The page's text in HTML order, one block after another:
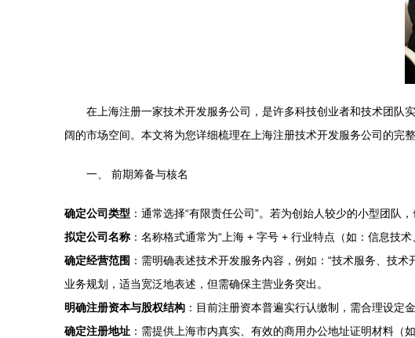
在上海注册一家技术开发服务公司，是许多科技创业者和技术团队
阔的市场空间。本文将为您详细梳理在上海注册技术开发服务公司的完整
一、 前期筹备与核名
确定公司类型 ：通常选择“有限责任公司”。若为创始人较少的小型团队
拟定公司名称 ：名称格式通常为“上海 + 字号 + 行业特点（如：信息技
确定经营范围 ：需明确表述技术开发服务内容，例如：“技术服务、技
业务规划，适当宽泛地表述，但需确保主营业务突出。
明确注册资本与股权结构 ：目前注册资本普遍实行认缴制，需合理设定
确定注册地址 ：需提供上海市内真实、有效的商用办公地址证明材料